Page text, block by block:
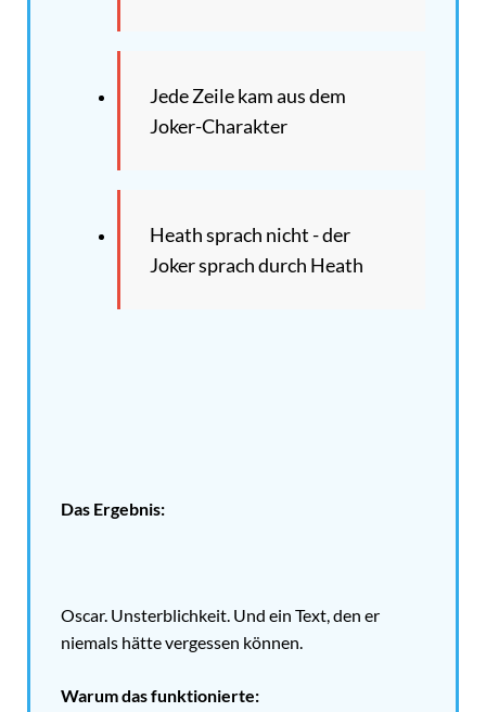
Jede Zeile kam aus dem
Joker-Charakter
Heath sprach nicht - der
Joker sprach durch Heath
Das Ergebnis:
Oscar. Unsterblichkeit. Und ein Text, den er
niemals hätte vergessen können.
Warum das funktionierte: